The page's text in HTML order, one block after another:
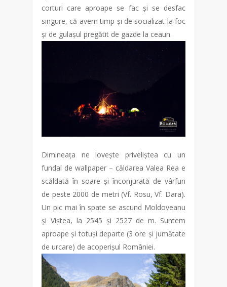
corturi care aproape se fac și se desfac
singure, că avem timp și de socializat la foc
și de gulașul pregătit de gazde la ceaun.
Dimineața ne lovește priveliștea cu un
fundal de wallpaper – căldarea Valea Rea e
scăldată în soare și înconjurată de vârfuri
de peste 2000 de metri (Vf. Rosu, Vf. Dara).
Un pic mai în spate se ascund Moldoveanu
și Viștea, la 2545 și 2527 de m. Suntem
aproape și totuși departe (3 ore și jumătate
de urcare) de acoperișul României.